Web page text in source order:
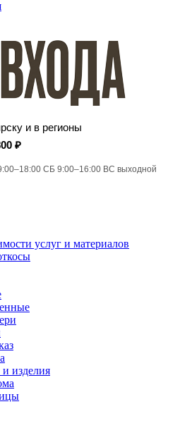
и в регионы
₽
СБ 9:00–16:00 ВС выходной
услуг и материалов
изделия